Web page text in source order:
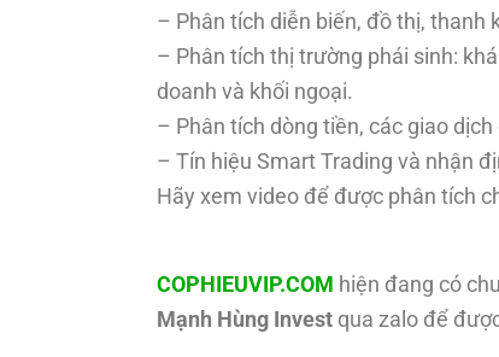
– Phân tích diễn biến, đồ thị, thanh
– Phân tích thị trường phái sinh:
doanh và khối ngoại.
– Phân tích dòng tiền, các giao dịch
– Tín hiệu Smart Trading và nhận
Hãy xem video để được phân tích
COPHIEUVIP.COM hiện đang có
Mạnh Hùng Invest qua zalo để